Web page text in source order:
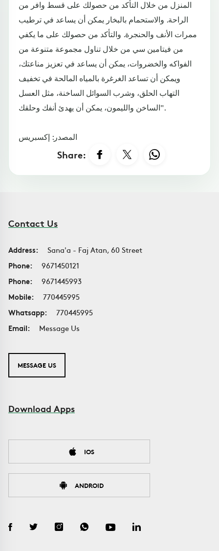
المنزل من خلال التأكد من حصولك على قسط وافر من
الراحة. والاستحمام بالبخار يمكن أن يساعد في ترطيب
ممرات الأنف والحنجرة. والتأكد من حصولك على ما يكفي
من فيتامين سي من خلال تناول مجموعة متنوعة من
الفواكه والخضروات، يمكن أن يساعد في تعزيز مناعتك،
ويمكن أن تساعد الغرغرة بالمياه المالحة في تخفيف
التهاب الحلق، وشرب السوائل الساخنة، مثل العسل
الساخن والليمون، يمكن أن يهدئ أنفك وحلقك".
المصدر: إكسبريس
Share:
Contact Us
Address:
Sana'a - Faj Atan, 60 Street
Phone:
9671450121
Phone:
9671445993
Mobile:
770445995
Whatsapp:
770445995
Email:
Message Us
MESSAGE US
Download Apps
IOS
ANDROID